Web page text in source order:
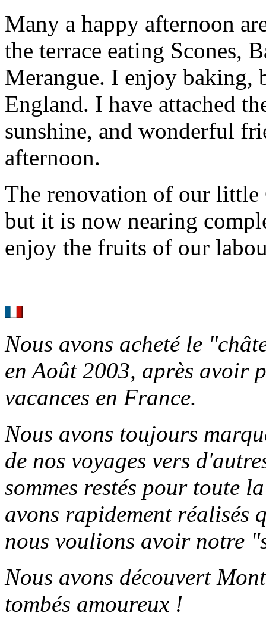
Many a happy afternoon
the terrace eating Scones,
Merangue. I enjoy baking,
England. I have attached
sunshine, and wonderful
afternoon.
The renovation of our little
but it is now nearing
enjoy the fruits of our
Nous avons acheté le
en Août 2003, après avoir
vacances en France.
Nous avons toujours
de nos voyages vers
sommes restés pour toute
avons rapidement réalisés
nous voulions avoir notre
Nous avons découvert
tombés amoureux !